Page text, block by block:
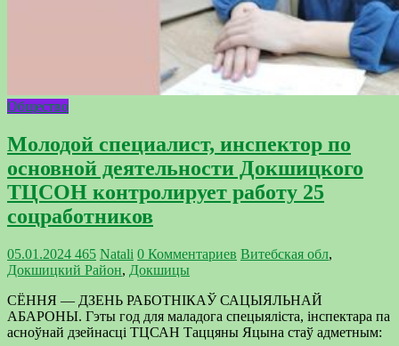
Общество
Молодой специалист, инспектор по
основной деятельности Докшицкого
ТЦСОН контролирует работу 25
соцработников
05.01.2024 465 Natali 0 Комментариев Витебская обл,
Докшицкий Район, Докшицы
СЁННЯ — ДЗЕНЬ РАБОТНІКАЎ САЦЫЯЛЬНАЙ
АБАРОНЫ. Гэты год для маладога спецыяліста, інспектара па
асноўнай дзейнасці ТЦСАН Таццяны Яцына стаў адметным: